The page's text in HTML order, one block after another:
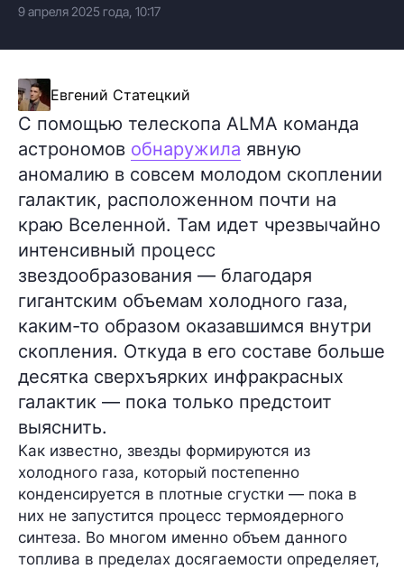
9 апреля 2025 года, 10:17
Евгений Статецкий
С помощью телескопа ALMA команда
астрономов обнаружила явную
аномалию в совсем молодом скоплении
галактик, расположенном почти на
краю Вселенной. Там идет чрезвычайно
интенсивный процесс
звездообразования — благодаря
гигантским объемам холодного газа,
каким-то образом оказавшимся внутри
скопления. Откуда в его составе больше
десятка сверхъярких инфракрасных
галактик — пока только предстоит
выяснить.
Как известно, звезды формируются из
холодного газа, который постепенно
конденсируется в плотные сгустки — пока в
них не запустится процесс термоядерного
синтеза. Во многом именно объем данного
топлива в пределах досягаемости определяет,